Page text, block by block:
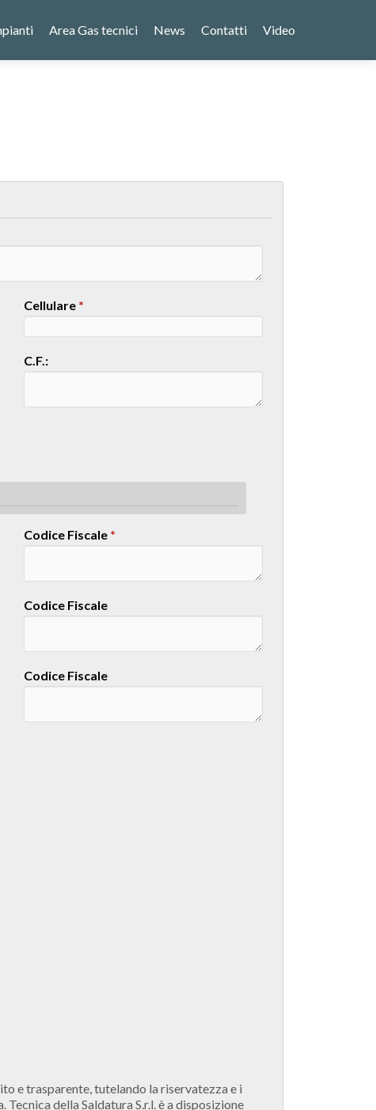
Area Gas tecnici News Contatti Video
Cellulare *
C.F.:
Codice Fiscale *
Codice Fiscale
Codice Fiscale
e trasparente, tutelando la riservatezza e i
della Saldatura S.r.l. è a disposizione